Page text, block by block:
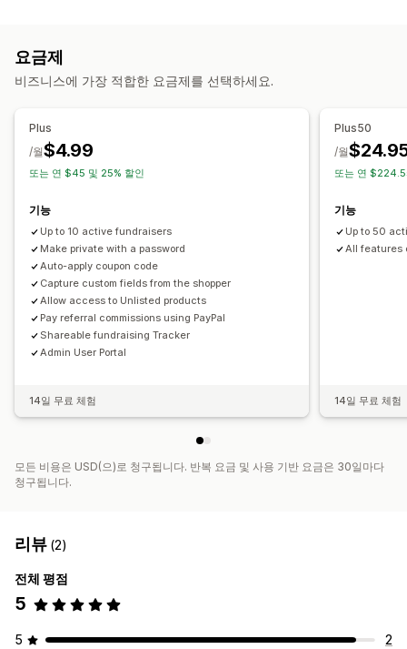
검색
맞춤 설정
색상 및 글꼴
요금제
비즈니스에 가장 적합한 요금제를 선택하세요.
Plus
$4.99
/월
또는 연 $45 및 25% 할인
기능
Up to 10 active fundraisers
Make private with a password
Auto-apply coupon code
Capture custom fields from the shopper
Allow access to Unlisted products
Pay referral commissions using PayPal
Shareable fundraising Tracker
Admin User Portal
14일 무료 체험
Plus50
/월
또는 연
기능
Up to 50
All features
14일 무료 체험
모든 비용은 USD(으)로 청구됩니다. 반복 요금 및 사용 기반 요금은 30일마다
청구됩니다.
리뷰 (2)
전체 평점
5
5
2